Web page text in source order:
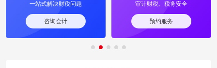
一站式解决财税问题
咨询会计
审计财税、税务安全
预约服务